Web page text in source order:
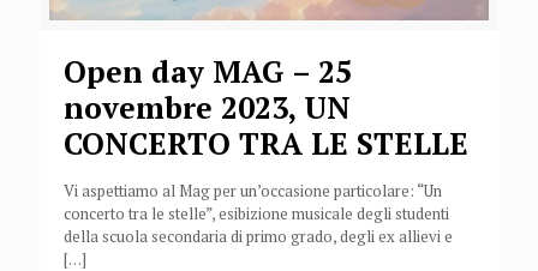
Open day MAG – 25
novembre 2023, UN
CONCERTO TRA LE STELLE
Vi aspettiamo al Mag per un’occasione particolare: “Un
concerto tra le stelle”, esibizione musicale degli studenti
della scuola secondaria di primo grado, degli ex allievi e
[…]